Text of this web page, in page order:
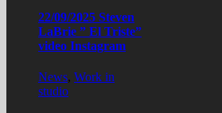
22/09/2025 Steven
LaBrie ” El Triste”
video Instagram
News, Work in
studio